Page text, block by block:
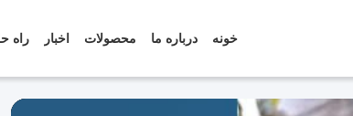
خونه درباره ما محصولات اخبار راه